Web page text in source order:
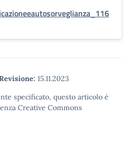
15.11.2023
specificato, questo articolo è
Creative Commons